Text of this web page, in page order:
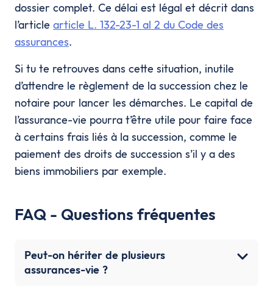
dossier complet. Ce délai est légal et décrit dans
l’article article L. 132-23-1 al 2 du Code des
assurances.
Si tu te retrouves dans cette situation, inutile
d’attendre le règlement de la succession chez le
notaire pour lancer les démarches. Le capital de
l’assurance-vie pourra t’être utile pour faire face
à certains frais liés à la succession, comme le
paiement des droits de succession s’il y a des
biens immobiliers par exemple.
FAQ - Questions fréquentes
Peut-on hériter de plusieurs
assurances-vie ?